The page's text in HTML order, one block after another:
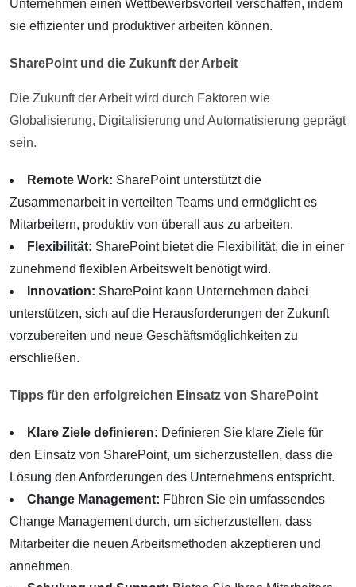
Unternehmen einen Wettbewerbsvorteil verschaffen, indem
sie effizienter und produktiver arbeiten können.
SharePoint und die Zukunft der Arbeit
Die Zukunft der Arbeit wird durch Faktoren wie
Globalisierung, Digitalisierung und Automatisierung geprägt
sein.
Remote Work: SharePoint unterstützt die
Zusammenarbeit in verteilten Teams und ermöglicht es
Mitarbeitern, produktiv von überall aus zu arbeiten.
Flexibilität: SharePoint bietet die Flexibilität, die in einer
zunehmend flexiblen Arbeitswelt benötigt wird.
Innovation: SharePoint kann Unternehmen dabei
unterstützen, sich auf die Herausforderungen der Zukunft
vorzubereiten und neue Geschäftsmöglichkeiten zu
erschließen.
Tipps für den erfolgreichen Einsatz von SharePoint
Klare Ziele definieren: Definieren Sie klare Ziele für
den Einsatz von SharePoint, um sicherzustellen, dass die
Lösung den Anforderungen des Unternehmens entspricht.
Change Management: Führen Sie ein umfassendes
Change Management durch, um sicherzustellen, dass
Mitarbeiter die neuen Arbeitsmethoden akzeptieren und
annehmen.